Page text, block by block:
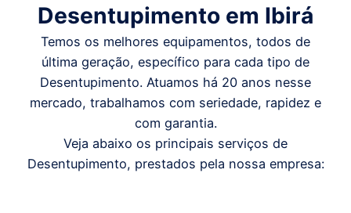
Desentupimento em Ibirá
Temos os melhores equipamentos, todos de
última geração, específico para cada tipo de
Desentupimento. Atuamos há 20 anos nesse
mercado, trabalhamos com seriedade, rapidez e
com garantia.
Veja abaixo os principais serviços de
Desentupimento, prestados pela nossa empresa: